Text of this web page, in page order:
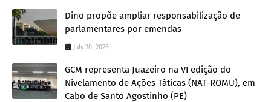
Dino propõe ampliar responsabilização de
parlamentares por emendas
July 30, 2026
GCM representa Juazeiro na VI edição do
Nivelamento de Ações Táticas (NAT-ROMU), em
Cabo de Santo Agostinho (PE)